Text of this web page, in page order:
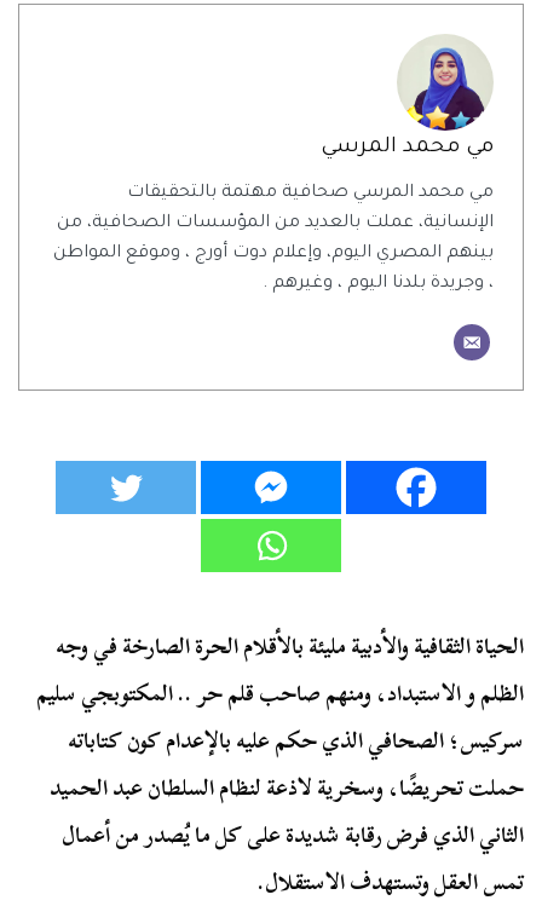
مي محمد المرسي
مي محمد المرسي صحافية مهتمة بالتحقيقات
الإنسانية، عملت بالعديد من المؤسسات الصحافية، من
بينهم المصري اليوم، وإعلام دوت أورج ، وموقع المواطن
، وجريدة بلدنا اليوم ، وغيرهم .
الحياة الثقافية والأدبية مليئة بالأقلام الحرة الصارخة في وجه
الظلم و الاستبداد، ومنهم صاحب قلم حر .. المكتوبجي سليم
سركيس؛ الصحافي الذي حكم عليه بالإعدام كون كتاباته
حملت تحريضًا، وسخرية لاذعة لنظام السلطان عبد الحميد
الثاني الذي فرض رقابة شديدة على كل ما يُصدر من أعمال
تمس العقل وتستهدف الاستقلال.